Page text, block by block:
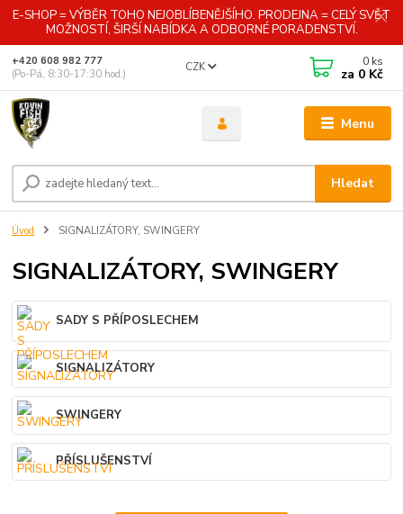
E-SHOP = VÝBĚR TOHO NEJOBLÍBENĚJŠÍHO. PRODEJNA = CELÝ SVĚT
MOŽNOSTÍ, ŠIRŠÍ NABÍDKA A ODBORNÉ PORADENSTVÍ.
Menu
CZK
Hledat
+420 608 982 777
(Po-Pá, 8:30-17:30 hod.)
0 ks
za 0 Kč
Úvod SIGNALIZÁTORY, SWINGERY
SIGNALIZÁTORY, SWINGERY
SADY S PŘÍPOSLECHEM
SIGNALIZÁTORY
SWINGERY
PŘÍSLUŠENSTVÍ